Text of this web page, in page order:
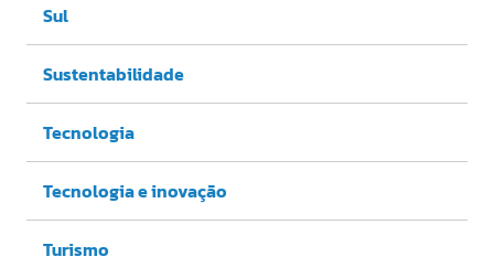
Sul
Sustentabilidade
Tecnologia
Tecnologia e inovação
Turismo